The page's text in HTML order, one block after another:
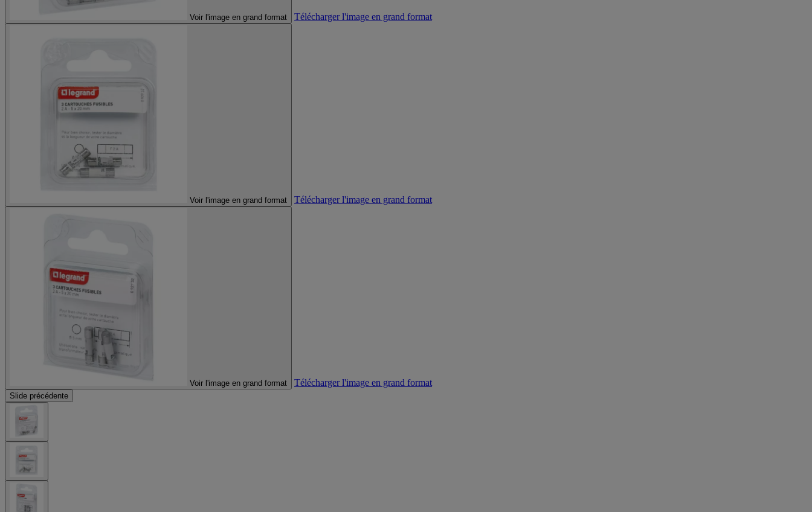
Voir l'image en grand format Télécharger l'image en grand format
Voir l'image en grand format Télécharger l'image en grand format
Voir l'image en grand format Télécharger l'image en grand format
Slide précédente